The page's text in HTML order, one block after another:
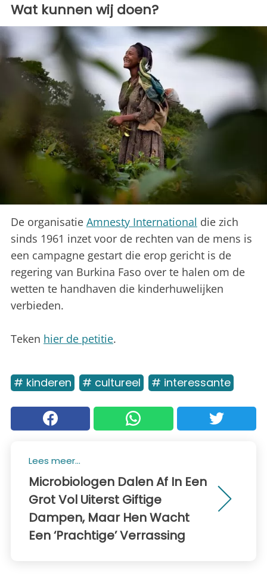
Wat kunnen wij doen?
De organisatie Amnesty International die zich
sinds 1961 inzet voor de rechten van de mens is
een campagne gestart die erop gericht is de
regering van Burkina Faso over te halen om de
wetten te handhaven die kinderhuwelijken
verbieden.
Teken hier de petitie.
# kinderen # cultureel # interessante
Lees meer...
Microbiologen Dalen Af In Een
Grot Vol Uiterst Giftige
Dampen, Maar Hen Wacht
Een ‘Prachtige’ Verrassing